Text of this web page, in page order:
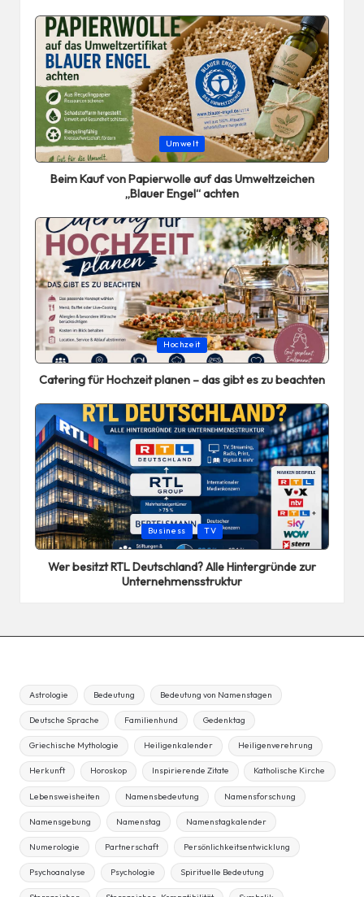
Posted
in
Umwelt
Beim Kauf von Papierwolle auf das Umweltzeichen
„Blauer Engel“ achten
Posted
in
Hochzeit
Catering für Hochzeit planen – das gibt es zu beachten
Posted
in
Business TV
Wer besitzt RTL Deutschland? Alle Hintergründe zur
Unternehmensstruktur
Astrologie Bedeutung Bedeutung von Namenstagen
Deutsche Sprache Familienhund Gedenktag
Griechische Mythologie Heiligenkalender Heiligenverehrung
Herkunft Horoskop Inspirierende Zitate Katholische Kirche
Lebensweisheiten Namensbedeutung Namensforschung
Namensgebung Namenstag Namenstagkalender
Numerologie Partnerschaft Persönlichkeitsentwicklung
Psychoanalyse Psychologie Spirituelle Bedeutung